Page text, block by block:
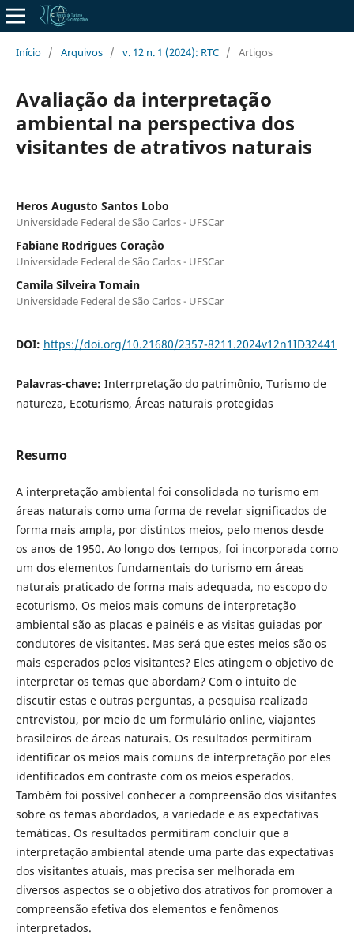
Início / Arquivos / v. 12 n. 1 (2024): RTC / Artigos
Avaliação da interpretação
ambiental na perspectiva dos
visitantes de atrativos naturais
Heros Augusto Santos Lobo
Universidade Federal de São Carlos - UFSCar
Fabiane Rodrigues Coração
Universidade Federal de São Carlos - UFSCar
Camila Silveira Tomain
Universidade Federal de São Carlos - UFSCar
DOI: https://doi.org/10.21680/2357-8211.2024v12n1ID32441
Palavras-chave: Interrpretação do patrimônio, Turismo de
natureza, Ecoturismo, Áreas naturais protegidas
Resumo
A interpretação ambiental foi consolidada no turismo em
áreas naturais como uma forma de revelar significados de
forma mais ampla, por distintos meios, pelo menos desde
os anos de 1950. Ao longo dos tempos, foi incorporada como
um dos elementos fundamentais do turismo em áreas
naturais praticado de forma mais adequada, no escopo do
ecoturismo. Os meios mais comuns de interpretação
ambiental são as placas e painéis e as visitas guiadas por
condutores de visitantes. Mas será que estes meios são os
mais esperados pelos visitantes? Eles atingem o objetivo de
interpretar os temas que abordam? Com o intuito de
discutir estas e outras perguntas, a pesquisa realizada
entrevistou, por meio de um formulário online, viajantes
brasileiros de áreas naturais. Os resultados permitiram
identificar os meios mais comuns de interpretação por eles
identificados em contraste com os meios esperados.
Também foi possível conhecer a compreensão dos visitantes
sobre os temas abordados, a variedade e as expectativas
temáticas. Os resultados permitiram concluir que a
interpretação ambiental atende uma parte das expectativas
dos visitantes atuais, mas precisa ser melhorada em
diversos aspectos se o objetivo dos atrativos for promover a
compreensão efetiva dos elementos e fenômenos
interpretados.